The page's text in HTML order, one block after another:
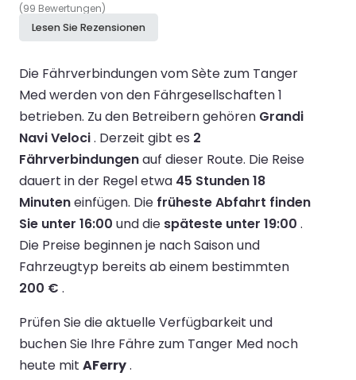
(99 Bewertungen)
Lesen Sie Rezensionen
Die Fährverbindungen vom Sète zum Tanger
Med werden von den Fährgesellschaften 1
betrieben. Zu den Betreibern gehören Grandi
Navi Veloci. Derzeit gibt es 2
Fährverbindungenauf dieser Route. Die Reise
dauert in der Regel etwa 45 Stunden 18
Minuteneinfügen. Die früheste Abfahrt finden
Sie unter 16:00 und die späteste unter 19:00 .
Die Preise beginnen je nach Saison und
Fahrzeugtyp bereits ab einem bestimmten
200 € .
Prüfen Sie die aktuelle Verfügbarkeit und
buchen Sie Ihre Fähre zum Tanger Med noch
heute mit AFerry.